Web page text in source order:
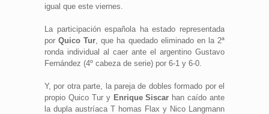
igual que este viernes.
La participación española ha estado representada
porQuico Tur , que ha quedado eliminado en la 2ª
ronda individual al caer ante el argentino Gustavo
Fernández (4º cabeza de serie) por 6-1 y 6-0.
Y, por otra parte, la pareja de dobles formado por el
propio Quico Tur y Enrique Siscar han caído ante
la dupla austríaca T homas Flax y Nico Langmann